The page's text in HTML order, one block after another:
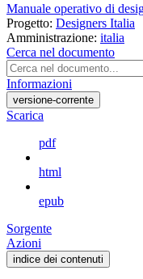
Manuale operativo di
Progetto: Designers Italia
Amministrazione: italia
Cerca nel documento
Informazioni
versione-corrente
Scarica
pdf
html
epub
Sorgente
Azioni
indice dei contenuti